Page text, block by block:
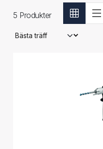
5 Produkter